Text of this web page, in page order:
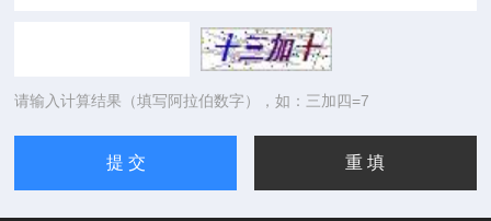
请输入计算结果（填写阿拉伯数字），如：三加四=7